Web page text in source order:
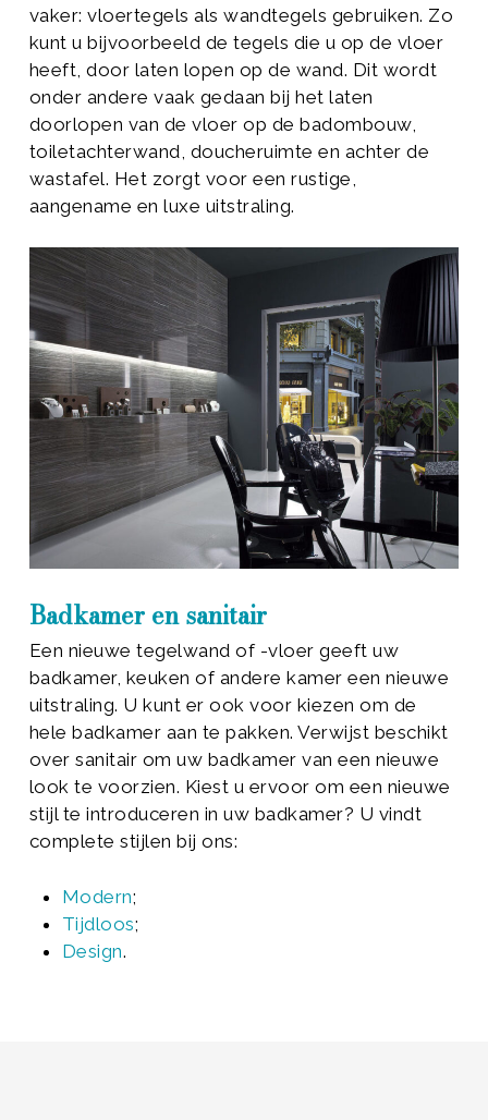
vaker: vloertegels als wandtegels gebruiken. Zo
kunt u bijvoorbeeld de tegels die u op de vloer
heeft, door laten lopen op de wand. Dit wordt
onder andere vaak gedaan bij het laten
doorlopen van de vloer op de badombouw,
toiletachterwand, doucheruimte en achter de
wastafel. Het zorgt voor een rustige,
aangename en luxe uitstraling.
Badkamer en sanitair
Een nieuwe tegelwand of -vloer geeft uw
badkamer, keuken of andere kamer een nieuwe
uitstraling. U kunt er ook voor kiezen om de
hele badkamer aan te pakken. Verwijst beschikt
over sanitair om uw badkamer van een nieuwe
look te voorzien. Kiest u ervoor om een nieuwe
stijl te introduceren in uw badkamer? U vindt
complete stijlen bij ons:
Modern;
Tijdloos;
Design.